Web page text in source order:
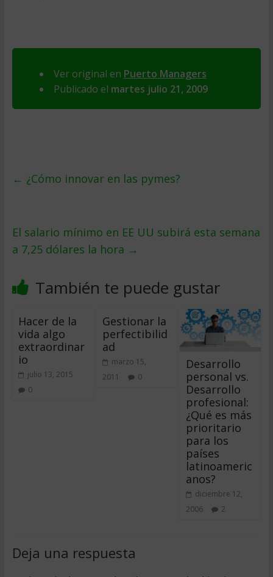
Ver original en Puerto Managers
Publicado el martes julio 21, 2009
← ¿Cómo innovar en las pymes?
El salario mínimo en EE UU subirá esta semana
a 7,25 dólares la hora →
También te puede gustar
Hacer de la
vida algo
extraordinar
io
julio 13, 2015
0
Gestionar la
perfectibilid
ad
marzo 15,
2011
0
Desarrollo
personal vs.
Desarrollo
profesional:
¿Qué es más
prioritario
para los
países
latinoameric
anos?
diciembre 12,
2006
2
Deja una respuesta